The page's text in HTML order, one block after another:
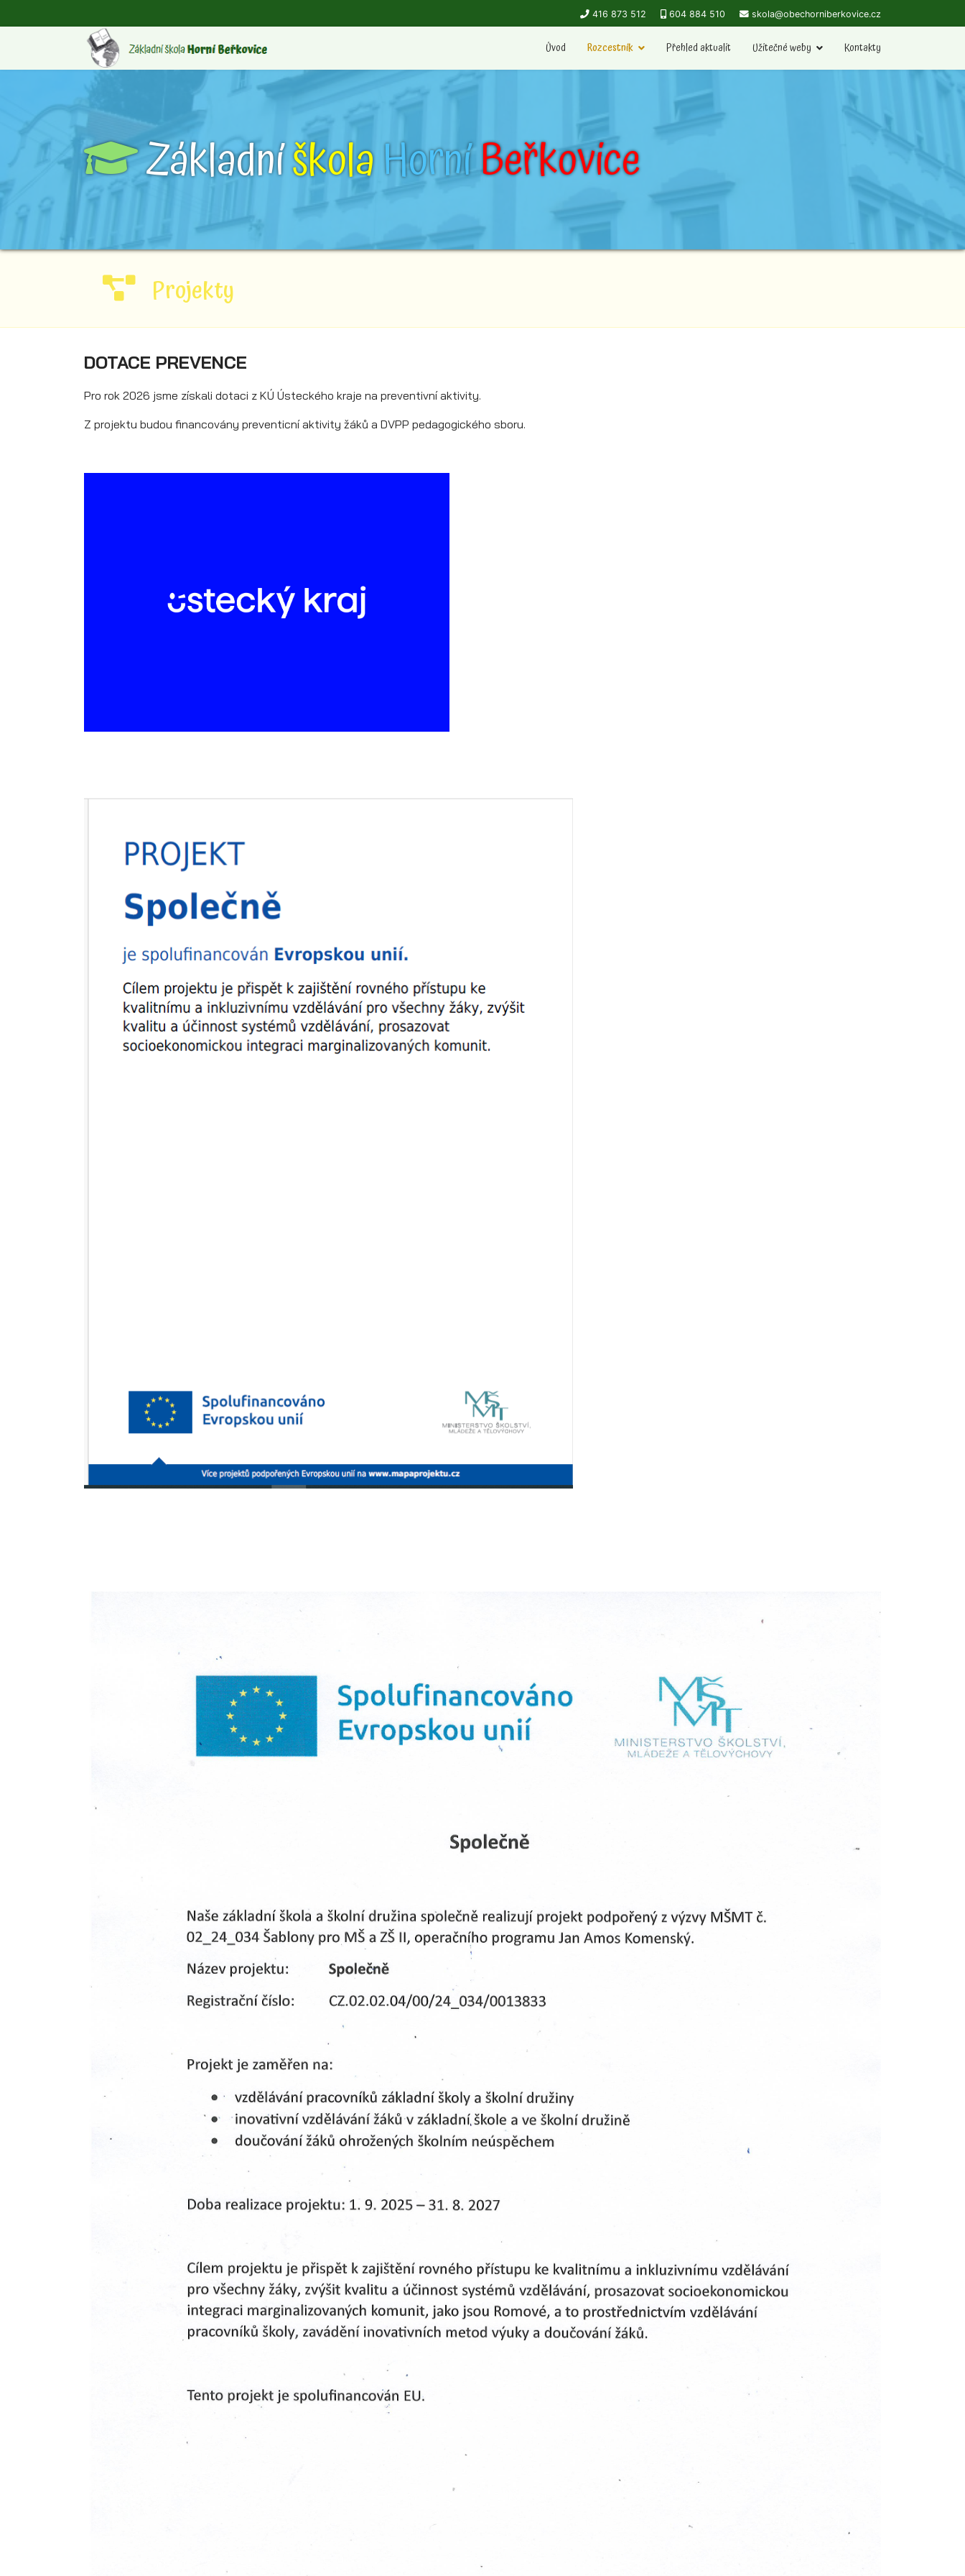
416 873 512 604 884 510 skola@obechorniberkovice.cz
Úvod Rozcestník Přehled aktualit Užitečné weby Kontakty
ZákladníškolaHorníBeřkovice
Projekty
DOTACE PREVENCE
Pro rok 2026 jsme získali dotaci z KÚ Ústeckého kraje na preventivní aktivity.
Z projektu budou financovány preventicní aktivity žáků a DVPP pedagogického sboru.